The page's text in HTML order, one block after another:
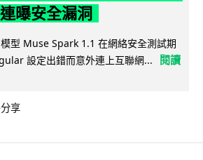
曝安全漏洞
型 Muse Spark 1.1 在網絡安全測試期
設定出錯而意外連上互聯網...
閱讀
分享